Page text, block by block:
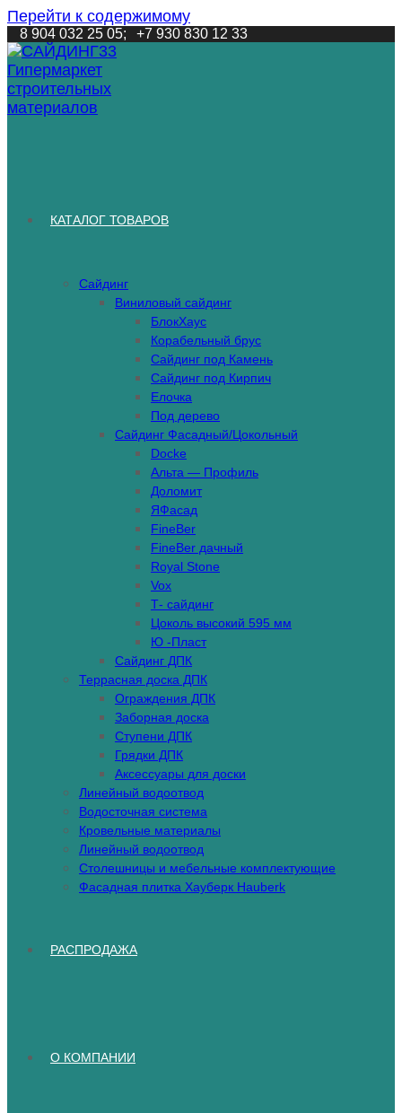
Перейти к содержимому
8 904 032 25 05; +7 930 830 12 33
КАТАЛОГ ТОВАРОВ
Сайдинг
Виниловый сайдинг
БлокХаус
Корабельный брус
Сайдинг под Камень
Сайдинг под Кирпич
Елочка
Под дерево
Сайдинг Фасадный/Цокольный
Docke
Альта — Профиль
Доломит
ЯФасад
FineBer
FineBer дачный
Royal Stone
Vox
Т- сайдинг
Цоколь высокий 595 мм
Ю -Пласт
Сайдинг ДПК
Террасная доска ДПК
Ограждения ДПК
Заборная доска
Ступени ДПК
Грядки ДПК
Аксессуары для доски
Линейный водоотвод
Водосточная система
Кровельные материалы
Линейный водоотвод
Столешницы и мебельные комплектующие
Фасадная плитка Хауберк Hauberk
РАСПРОДАЖА
О КОМПАНИИ